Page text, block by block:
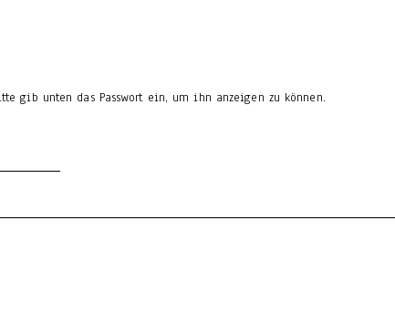
gib unten das Passwort ein, um ihn anzeigen zu können.